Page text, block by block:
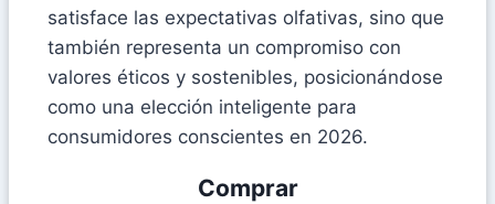
satisface las expectativas olfativas, sino que
también representa un compromiso con
valores éticos y sostenibles, posicionándose
como una elección inteligente para
consumidores conscientes en 2026.
Comprar